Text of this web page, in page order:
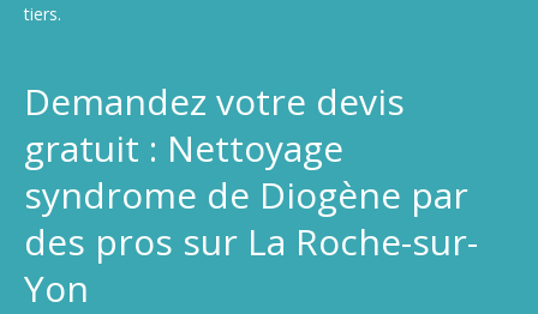
tiers.
Demandez votre devis
gratuit : Nettoyage
syndrome de Diogène par
des pros sur La Roche-sur-
Yon